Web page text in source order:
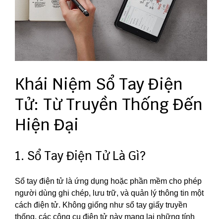
Khái Niệm Sổ Tay Điện
Tử: Từ Truyền Thống Đến
Hiện Đại
1. Sổ Tay Điện Tử Là Gì?
Sổ tay điện tử là ứng dụng hoặc phần mềm cho phép
người dùng ghi chép, lưu trữ, và quản lý thông tin một
cách điện tử. Không giống như sổ tay giấy truyền
thống, các công cụ điện tử này mang lại những tính